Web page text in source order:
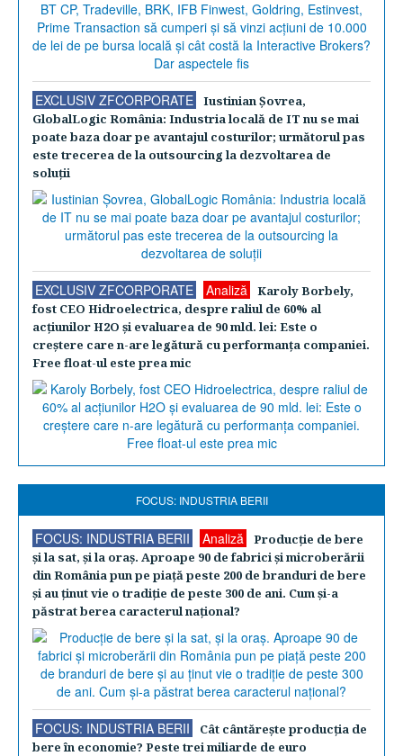
EXCLUSIV ZFCORPORATE
Iustinian Şovrea,
GlobalLogic România: Industria locală de IT nu se mai
poate baza doar pe avantajul costurilor; următorul pas
este trecerea de la outsourcing la dezvoltarea de
soluţii
EXCLUSIV ZFCORPORATE Analiză
Karoly Borbely,
fost CEO Hidroelectrica, despre raliul de 60% al
acţiunilor H2O şi evaluarea de 90 mld. lei: Este o
creştere care n-are legătură cu performanţa companiei.
Free float-ul este prea mic
FOCUS: INDUSTRIA BERII
FOCUS: INDUSTRIA BERII Analiză
Producţie de bere
şi la sat, şi la oraş. Aproape 90 de fabrici şi microberării
din România pun pe piaţă peste 200 de branduri de bere
şi au ţinut vie o tradiţie de peste 300 de ani. Cum şi-a
păstrat berea caracterul naţional?
FOCUS: INDUSTRIA BERII
Cât cântăreşte producţia de
bere în economie? Peste trei miliarde de euro